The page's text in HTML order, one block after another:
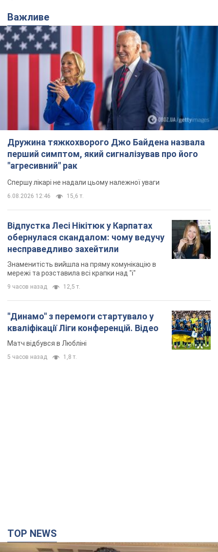
Важливе
Дружина тяжкохворого Джо Байдена назвала
перший симптом, який сигналізував про його
"агресивний" рак
Спершу лікарі не надали цьому належної уваги
6.08.2026 12:46 15,6 т.
Відпустка Лесі Нікітюк у Карпатах
обернулася скандалом: чому ведучу
несправедливо захейтили
Знаменитість вийшла на пряму комунікацію в
мережі та розставила всі крапки над "і"
9 часов назад 12,5 т.
"Динамо" з перемоги стартувало у
кваліфікації Ліги конференцій. Відео
Матч відбувся в Любліні
5 часов назад 1,8 т.
TOP NEWS